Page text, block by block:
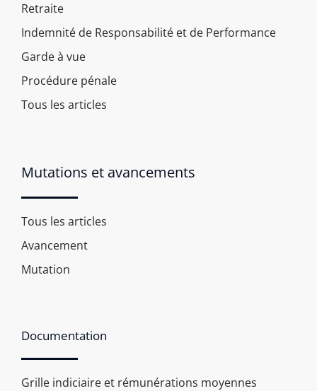
Retraite
Indemnité de Responsabilité et de Performance
Garde à vue
Procédure pénale
Tous les articles
Mutations et avancements
Tous les articles
Avancement
Mutation
Documentation
Grille indiciaire et rémunérations moyennes